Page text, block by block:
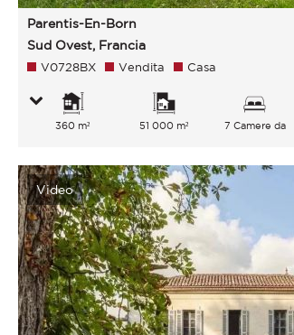
Parentis-En-Born
Sud Ovest, Francia
V0728BX Vendita Casa
360 m² 51 000 m²
7 Camere da
Video